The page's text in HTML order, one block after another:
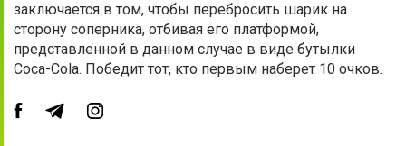
заключается в том, чтобы перебросить шарик на
сторону соперника, отбивая его платформой,
представленной в данном случае в виде бутылки
Coca-Cola. Победит тот, кто первым наберет 10 очков.